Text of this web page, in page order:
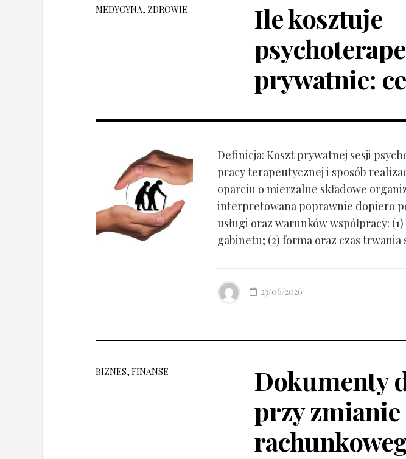
MEDYCYNA, ZDROWIE
Ile kosztuje
prywatnie:
Definicja: Koszt prywatnej sesji
pracy terapeutycznej i sposób
oparciu o mierzalne składowe
interpretowana poprawnie dopiero
usługi oraz warunków współpracy:
gabinetu; (2) forma oraz czas trwania
23/06/2026
BIZNES, FINANSE
Dokumenty
przy